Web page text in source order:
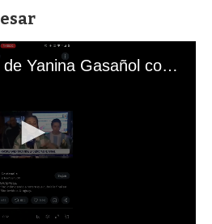
El mal momento de Yanina Gasañol con un hincha argentino en "Subrayado"